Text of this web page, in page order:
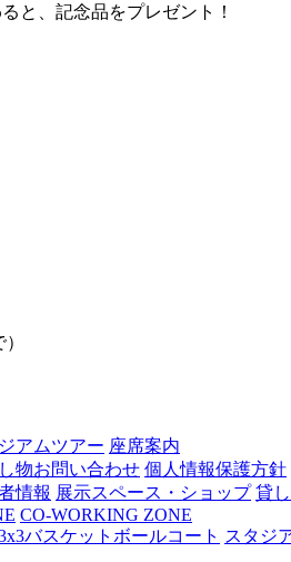
と、記念品をプレゼント！
アムツアー 座席案内
物お問い合わせ 個人情報保護方針
情報 展示スペース・ショップ 貸
CO-WORKING ZONE
バスケットボールコート スタジ